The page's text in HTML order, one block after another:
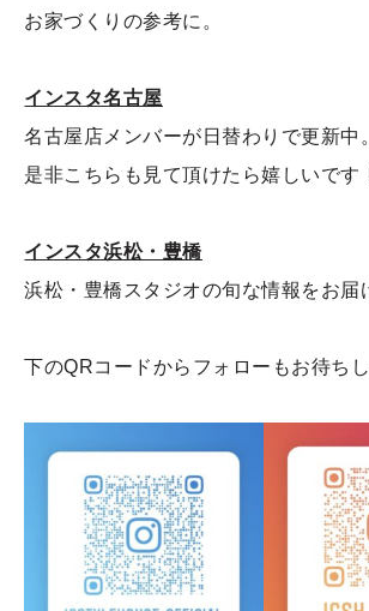
お家づくりの参考に。
インスタ名古屋
名古屋店メンバーが日替わりで更新中。
是非こちらも見て頂けたら嬉しいです
インスタ浜松・豊橋
浜松・豊橋スタジオの旬な情報をお届
下のQRコードからフォローもお待ちし